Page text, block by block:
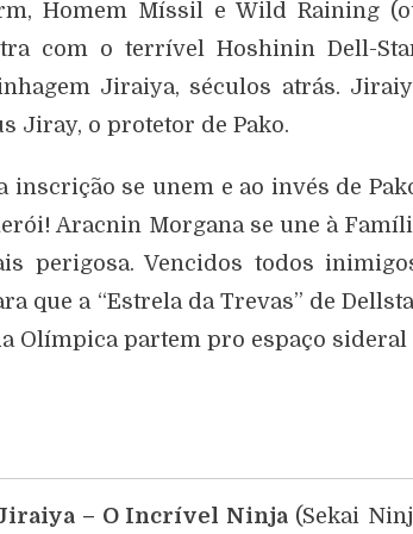
Homem Míssil e Wild Raining
com o terrível Hoshinin Dell-
Jiraiya, séculos atrás.
Jiray, o protetor de Pako.
inscrição se unem e ao invés de
Aracnin Morgana se une à
perigosa. Vencidos todos
que a “Estrela da Trevas” de
Olímpica partem pro espaço sideral
– O Incrível Ninja(Sekai